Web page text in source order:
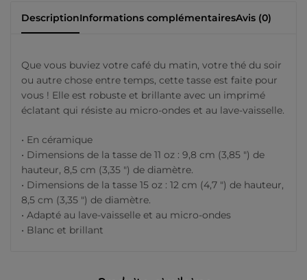
DescriptionInformations complémentairesAvis (0)
Que vous buviez votre café du matin, votre thé du soir
ou autre chose entre temps, cette tasse est faite pour
vous ! Elle est robuste et brillante avec un imprimé
éclatant qui résiste au micro-ondes et au lave-vaisselle.
• En céramique
• Dimensions de la tasse de 11 oz : 9,8 cm (3,85 ″) de
hauteur, 8,5 cm (3,35 ″) de diamètre.
• Dimensions de la tasse 15 oz : 12 cm (4,7 ″) de hauteur,
8,5 cm (3,35 ″) de diamètre.
• Adapté au lave-vaisselle et au micro-ondes
• Blanc et brillant